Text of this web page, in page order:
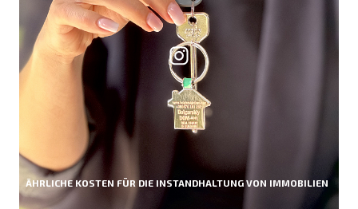
ÄHRLICHE KOSTEN FÜR DIE INSTANDHALTUNG VON IMMOBILIEN